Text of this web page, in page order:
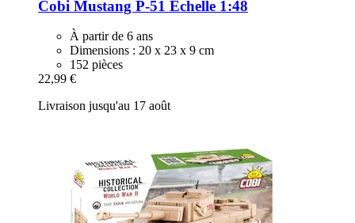
Cobi Mustang P-​51 Échelle 1:48
À partir de 6 ans
Dimensions : 20 x 23 x 9 cm
152 pièces
22,99 €
Livraison jusqu'au 17 août